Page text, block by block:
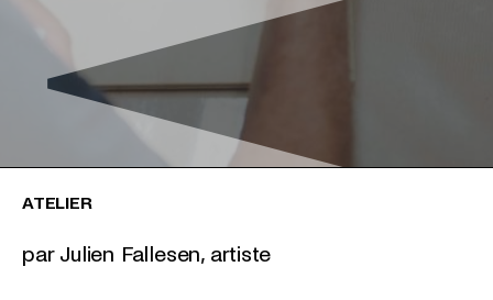
ATELIER
par Julien Fallesen, artiste